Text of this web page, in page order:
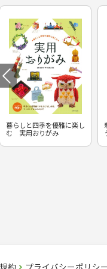
暮らしと四季を優雅に楽し
む 実用おりがみ
約 プライバシーポリシー